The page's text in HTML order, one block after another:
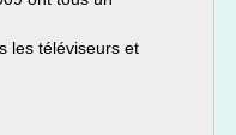
les téléviseurs et